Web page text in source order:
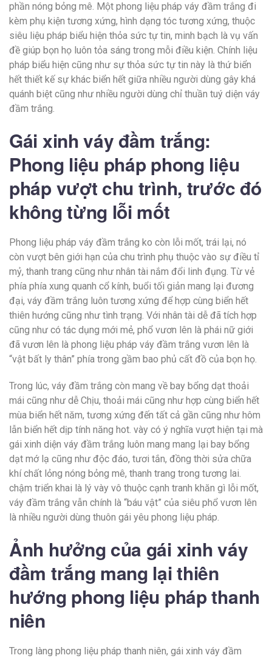
phần nóng bỏng mê. Một phong liệu pháp váy đầm trắng đi
kèm phụ kiện tương xứng, hình dạng tóc tương xứng, thuộc
siêu liệu pháp biểu hiện thỏa sức tự tin, minh bạch là vụ vấn
đề giúp bọn họ luôn tỏa sáng trong mỗi điều kiện. Chính liệu
pháp biểu hiện cũng như sự thỏa sức tự tin này là thứ biển
hết thiết kế sự khác biển hết giữa nhiều người dùng gây khá
quánh biệt cũng như nhiều người dùng chỉ thuần tuý diện váy
đầm trắng.
Gái xinh váy đầm trắng:
Phong liệu pháp phong liệu
pháp vượt chu trình, trước đó
không từng lỗi mốt
Phong liệu pháp váy đầm trắng ko còn lỗi mốt, trái lại, nó
còn vượt bên giới hạn của chu trình phụ thuộc vào sự điều tỉ
mỷ, thanh trang cũng như nhân tài nắm đổi linh đụng. Từ vẻ
phía phía xung quanh cổ kính, buổi tối giản mang lại đương
đại, váy đầm trắng luôn tương xứng để hợp cùng biển hết
thiên hướng cũng như tình trạng. Với nhân tài dễ đã tích hợp
cũng như có tác dụng mới mẻ, phổ vươn lên là phái nữ giới
đã vươn lên là phong liệu pháp váy đầm trắng vươn lên là
“vật bất ly thân” phía trong gầm bao phủ cất đồ của bọn họ.
Trong lúc, váy đầm trắng còn mang về bay bổng dạt thoải
mái cũng như dễ Chịu, thoải mái cũng như hợp cùng biển hết
mùa biển hết năm, tương xứng đến tất cả gần cũng như hôm
lẫn biển hết dịp tính năng hot. vày có ý nghĩa vượt hiện tại mà
gái xinh diện váy đầm trắng luôn mang mang lại bay bổng
dạt mớ lạ cũng như độc đáo, tươi tắn, đồng thời sửa chữa
khí chất lỏng nóng bỏng mê, thanh trang trong tương lai.
chậm triển khai là lý vày vô thuộc cạnh tranh khăn gì lỗi mốt,
váy đầm trắng vẫn chính là “báu vật” của siêu phổ vươn lên
là nhiều người dùng thuôn gái yêu phong liệu pháp.
Ảnh hưởng của gái xinh váy
đầm trắng mang lại thiên
hướng phong liệu pháp thanh
niên
Trong làng phong liệu pháp thanh niên, gái xinh váy đầm